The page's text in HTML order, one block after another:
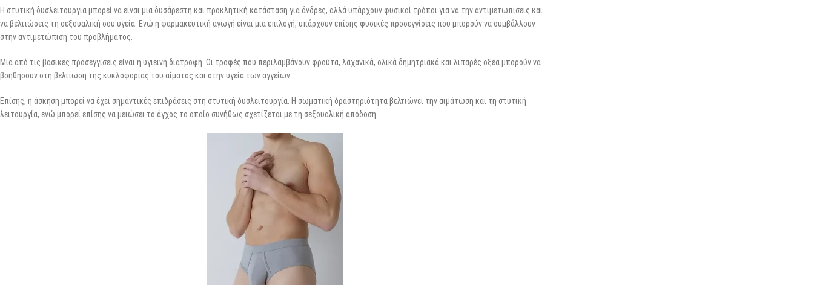
Η στυτική δυσλειτουργία μπορεί να είναι μια δυσάρεστη και προκλητική κατάσταση για άνδρες, αλλά υπάρχουν φυσικοί τρόποι για να την αντιμετωπίσεις και
να βελτιώσεις τη σεξουαλική σου υγεία. Ενώ η φαρμακευτική αγωγή είναι μια επιλογή, υπάρχουν επίσης φυσικές προσεγγίσεις που μπορούν να συμβάλλουν
στην αντιμετώπιση του προβλήματος.
Μια από τις βασικές προσεγγίσεις είναι η υγιεινή διατροφή. Οι τροφές που περιλαμβάνουν φρούτα, λαχανικά, ολικά δημητριακά και λιπαρές οξέα μπορούν να
βοηθήσουν στη βελτίωση της κυκλοφορίας του αίματος και στην υγεία των αγγείων.
Επίσης, η άσκηση μπορεί να έχει σημαντικές επιδράσεις στη στυτική δυσλειτουργία. Η σωματική δραστηριότητα βελτιώνει την αιμάτωση και τη στυτική
λειτουργία, ενώ μπορεί επίσης να μειώσει το άγχος το οποίο συνήθως σχετίζεται με τη σεξουαλική απόδοση.